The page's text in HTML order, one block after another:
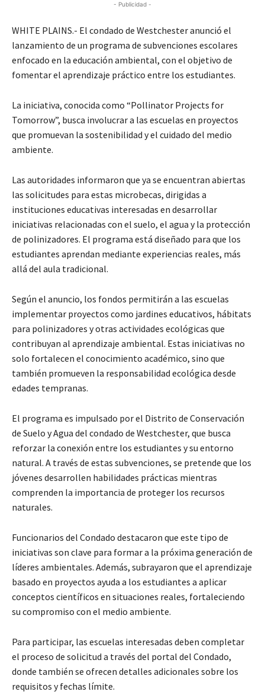
- Publicidad -
WHITE PLAINS.- El condado de Westchester anunció el
lanzamiento de un programa de subvenciones escolares
enfocado en la educación ambiental, con el objetivo de
fomentar el aprendizaje práctico entre los estudiantes.
La iniciativa, conocida como “Pollinator Projects for
Tomorrow”, busca involucrar a las escuelas en proyectos
que promuevan la sostenibilidad y el cuidado del medio
ambiente.
Las autoridades informaron que ya se encuentran abiertas
las solicitudes para estas microbecas, dirigidas a
instituciones educativas interesadas en desarrollar
iniciativas relacionadas con el suelo, el agua y la protección
de polinizadores. El programa está diseñado para que los
estudiantes aprendan mediante experiencias reales, más
allá del aula tradicional.
Según el anuncio, los fondos permitirán a las escuelas
implementar proyectos como jardines educativos, hábitats
para polinizadores y otras actividades ecológicas que
contribuyan al aprendizaje ambiental. Estas iniciativas no
solo fortalecen el conocimiento académico, sino que
también promueven la responsabilidad ecológica desde
edades tempranas.
El programa es impulsado por el Distrito de Conservación
de Suelo y Agua del condado de Westchester, que busca
reforzar la conexión entre los estudiantes y su entorno
natural. A través de estas subvenciones, se pretende que los
jóvenes desarrollen habilidades prácticas mientras
comprenden la importancia de proteger los recursos
naturales.
Funcionarios del Condado destacaron que este tipo de
iniciativas son clave para formar a la próxima generación de
líderes ambientales. Además, subrayaron que el aprendizaje
basado en proyectos ayuda a los estudiantes a aplicar
conceptos científicos en situaciones reales, fortaleciendo
su compromiso con el medio ambiente.
Para participar, las escuelas interesadas deben completar
el proceso de solicitud a través del portal del Condado,
donde también se ofrecen detalles adicionales sobre los
requisitos y fechas límite.